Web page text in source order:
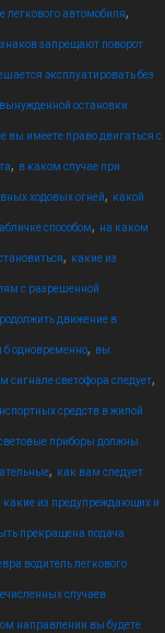
легкового автомобиля,
запрещают поворот
эксплуатировать без
остановки
вы имеете право двигаться с
, в каком случае при
ходовых огней, какой
способом, на каком
, какие из
с разрешенной
движение в
б одновременно, вы
светофора следует,
средств в жилой
приборы должны
, как вам следует
какие из предупреждающих и
прекращена подача
водитель легкового
случаев
направлении вы будете